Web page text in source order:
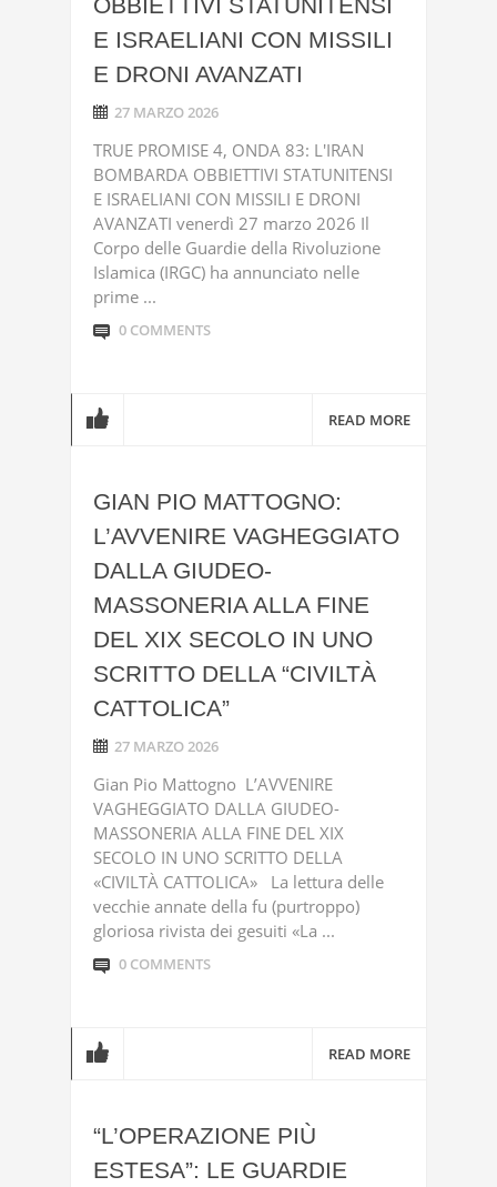
E ISRAELIANI CON MISSILI
E DRONI AVANZATI
27 MARZO 2026
TRUE PROMISE 4, ONDA 83: L'IRAN
BOMBARDA OBBIETTIVI STATUNITENSI
E ISRAELIANI CON MISSILI E DRONI
AVANZATI venerdì 27 marzo 2026 Il
Corpo delle Guardie della Rivoluzione
Islamica (IRGC) ha annunciato nelle
prime ...
0 COMMENTS
READ MORE
GIAN PIO MATTOGNO:
L’AVVENIRE VAGHEGGIATO
DALLA GIUDEO-
MASSONERIA ALLA FINE
DEL XIX SECOLO IN UNO
SCRITTO DELLA “CIVILTÀ
CATTOLICA”
27 MARZO 2026
Gian Pio Mattogno L’AVVENIRE
VAGHEGGIATO DALLA GIUDEO-
MASSONERIA ALLA FINE DEL XIX
SECOLO IN UNO SCRITTO DELLA
«CIVILTÀ CATTOLICA» La lettura delle
vecchie annate della fu (purtroppo)
gloriosa rivista dei gesuiti «La ...
0 COMMENTS
READ MORE
“L’OPERAZIONE PIÙ
ESTESA”: LE GUARDIE